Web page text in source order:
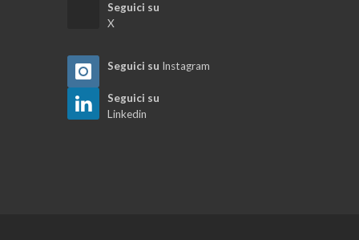
Seguici su
X
Seguici su Instagram
Seguici su
Linkedin